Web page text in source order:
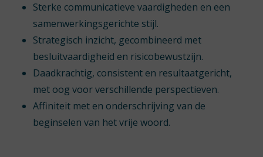
Sterke communicatieve vaardigheden en een
samenwerkingsgerichte stijl.
Strategisch inzicht, gecombineerd met
besluitvaardigheid en risicobewustzijn.
Daadkrachtig, consistent en resultaatgericht,
met oog voor verschillende perspectieven.
Affiniteit met en onderschrijving van de
beginselen van het vrije woord.